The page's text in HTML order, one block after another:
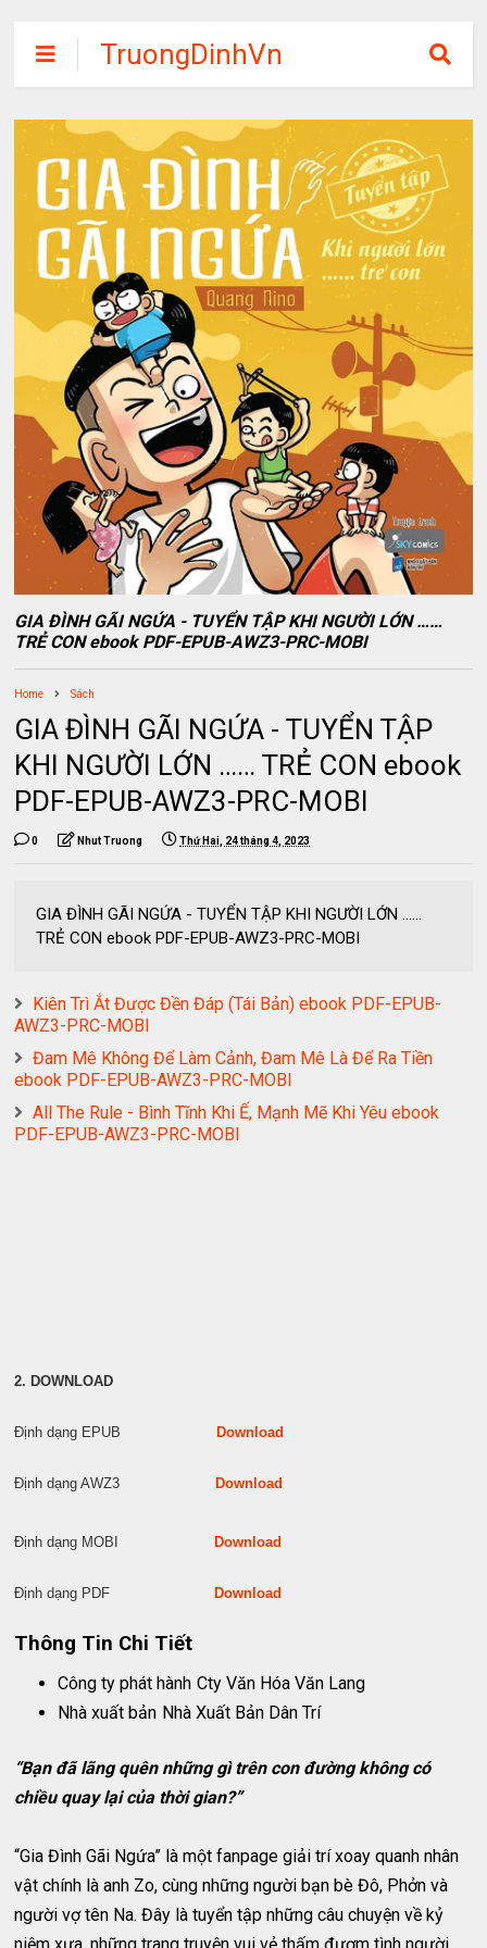
TruongDinhVn
Chia sẽ ebook,
các khóa học,
phần mềm học
tập miễn phí
GIA ĐÌNH GÃI NGỨA - TUYỂN TẬP KHI NGƯỜI LỚN ……
TRẺ CON ebook PDF-EPUB-AWZ3-PRC-MOBI
Home Sách
GIA ĐÌNH GÃI NGỨA - TUYỂN TẬP
KHI NGƯỜI LỚN …… TRẺ CON ebook
PDF-EPUB-AWZ3-PRC-MOBI
0 Nhut Truong Thứ Hai, 24 tháng 4, 2023
GIA ĐÌNH GÃI NGỨA - TUYỂN TẬP KHI NGƯỜI LỚN ……
TRẺ CON ebook PDF-EPUB-AWZ3-PRC-MOBI
Kiên Trì Ắt Được Đền Đáp (Tái Bản) ebook PDF-EPUB-
AWZ3-PRC-MOBI
Đam Mê Không Để Làm Cảnh, Đam Mê Là Để Ra Tiền
ebook PDF-EPUB-AWZ3-PRC-MOBI
All The Rule - Bình Tĩnh Khi Ế, Mạnh Mẽ Khi Yêu ebook
PDF-EPUB-AWZ3-PRC-MOBI
2. DOWNLOAD
Định dạng EPUBDownload
Định dạng AWZ3Download
Định dạng MOBIDownload
Định dạng PDFDownload
Thông Tin Chi Tiết
Công ty phát hành Cty Văn Hóa Văn Lang
Nhà xuất bản Nhà Xuất Bản Dân Trí
“Bạn đã lãng quên những gì trên con đường không có
chiều quay lại của thời gian?”
“Gia Đình Gãi Ngứa” là một fanpage giải trí xoay quanh nhân
vật chính là anh Zo, cùng những người bạn bè Đô, Phởn và
người vợ tên Na. Đây là tuyển tập những câu chuyện về kỷ